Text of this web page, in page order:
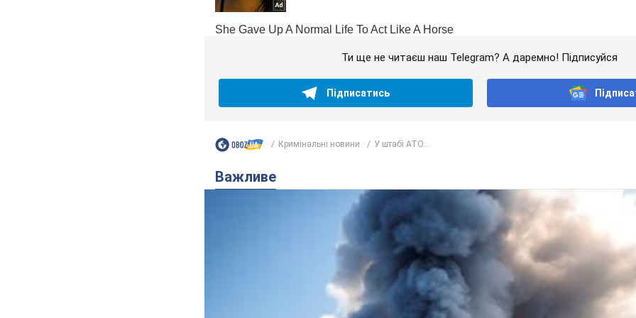
Ти ще не читаєш наш Telegram? А даремно! Підписуйся
Підписатись
Кримінальні новини У штабі АТО...
Важливе